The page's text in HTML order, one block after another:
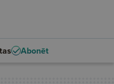
Abonēt